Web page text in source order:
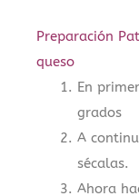
Preparación
queso
En
grados
A
sécalas.
Ahora